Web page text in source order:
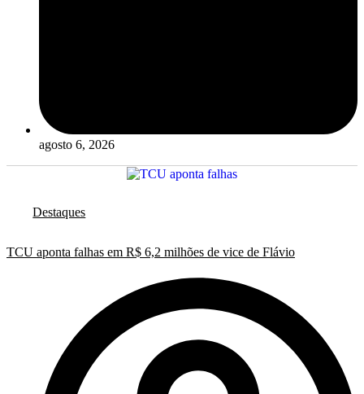
agosto 6, 2026
Destaques
TCU aponta falhas em R$ 6,2 milhões de vice de Flávio